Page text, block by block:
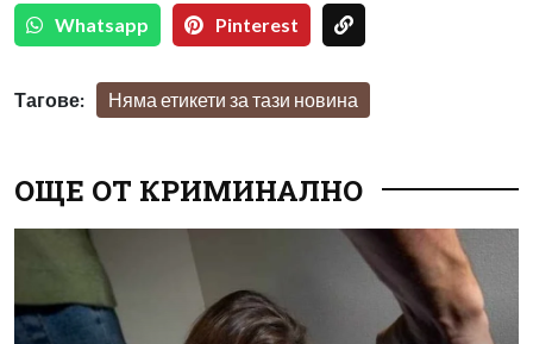
Whatsapp Pinterest
Тагове: Няма етикети за тази новина
ОЩЕ ОТ КРИМИНАЛНО